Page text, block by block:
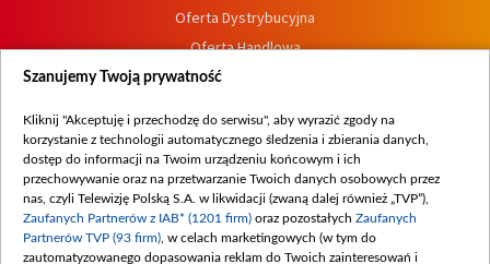
Oferta Dystrybucyjna
Oferta Handlowa
Dostępność
Procedura zgłoszeń wewnętrznych
Szanujemy Twoją prywatność
Kliknij "Akceptuję i przechodzę do serwisu", aby wyrazić zgody na
korzystanie z technologii automatycznego śledzenia i zbierania danych,
dostęp do informacji na Twoim urządzeniu końcowym i ich
przechowywanie oraz na przetwarzanie Twoich danych osobowych przez
nas, czyli Telewizję Polską S.A. w likwidacji (zwaną dalej również „TVP”),
Zaufanych Partnerów z IAB* (1201 firm) oraz pozostałych Zaufanych
Partnerów TVP (93 firm) , w celach marketingowych (w tym do
zautomatyzowanego dopasowania reklam do Twoich zainteresowań i